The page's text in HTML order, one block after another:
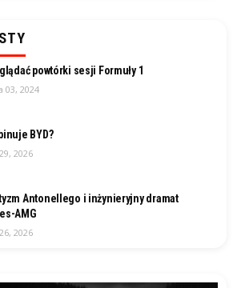
powtórki sesji Formuły 1
03, 2024
BYD?
2026
Antonellego i inżynieryjny dramat
AMG
2026